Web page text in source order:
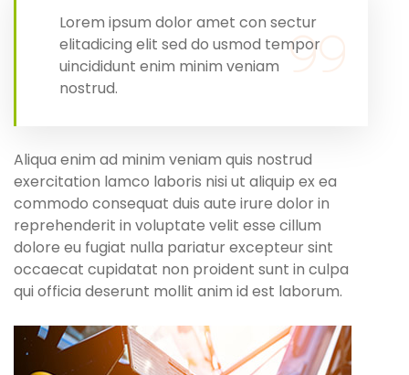
Lorem ipsum dolor amet con sectur
elitadicing elit sed do usmod tempor
uincididunt enim minim veniam
nostrud.
Aliqua enim ad minim veniam quis nostrud
exercitation lamco laboris nisi ut aliquip ex ea
commodo consequat duis aute irure dolor in
reprehenderit in voluptate velit esse cillum
dolore eu fugiat nulla pariatur excepteur sint
occaecat cupidatat non proident sunt in culpa
qui officia deserunt mollit anim id est laborum.